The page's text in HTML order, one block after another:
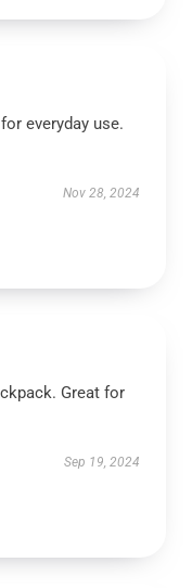
everyday use.
Nov 28, 2024
Great for
Sep 19, 2024